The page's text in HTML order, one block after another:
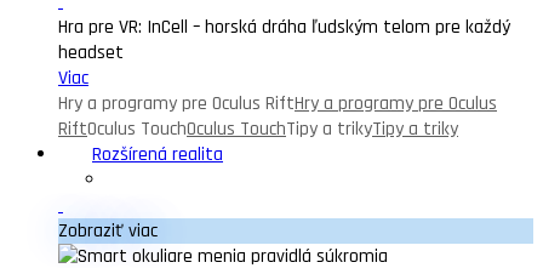
Hra pre VR: InCell – horská dráha ľudským telom pre každý
headset
Viac
Hry a programy pre Oculus RiftHry a programy pre Oculus
RiftOculus TouchOculus TouchTipy a trikyTipy a triky
Rozšírená realita
Zobraziť viac